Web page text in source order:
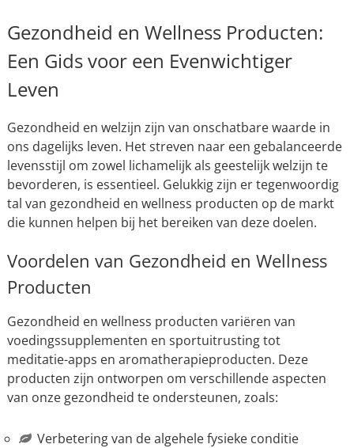
Gezondheid en Wellness Producten:
Een Gids voor een Evenwichtiger
Leven
Gezondheid en welzijn zijn van onschatbare waarde in
ons dagelijks leven. Het streven naar een gebalanceerde
levensstijl om zowel lichamelijk als geestelijk welzijn te
bevorderen, is essentieel. Gelukkig zijn er tegenwoordig
tal van gezondheid en wellness producten op de markt
die kunnen helpen bij het bereiken van deze doelen.
Voordelen van Gezondheid en Wellness
Producten
Gezondheid en wellness producten variëren van
voedingssupplementen en sportuitrusting tot
meditatie-apps en aromatherapieproducten. Deze
producten zijn ontworpen om verschillende aspecten
van onze gezondheid te ondersteunen, zoals:
Verbetering van de algehele fysieke conditie